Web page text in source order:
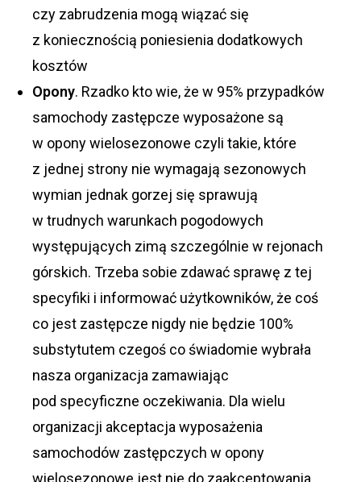
czy zabrudzenia mogą wiązać się
z koniecznością poniesienia dodatkowych
kosztów
Opony. Rzadko kto wie, że w 95% przypadków
samochody zastępcze wyposażone są
w opony wielosezonowe czyli takie, które
z jednej strony nie wymagają sezonowych
wymian jednak gorzej się sprawują
w trudnych warunkach pogodowych
występujących zimą szczególnie w rejonach
górskich. Trzeba sobie zdawać sprawę z tej
specyfiki i informować użytkowników, że coś
co jest zastępcze nigdy nie będzie 100%
substytutem czegoś co świadomie wybrała
nasza organizacja zamawiając
pod specyficzne oczekiwania. Dla wielu
organizacji akceptacja wyposażenia
samochodów zastępczych w opony
wielosezonowe jest nie do zaakceptowania